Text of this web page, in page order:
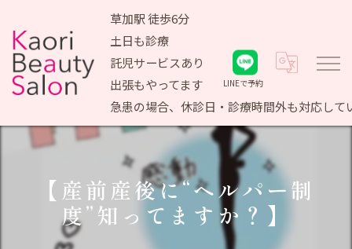
草加駅 徒歩6分
土日も診療
託児サービスあり
出張もやってます
急患の場合、休診日・診療時間外も対応して
LINEで予約
【産前産後に“ヘルパー制
度”知ってますか？】